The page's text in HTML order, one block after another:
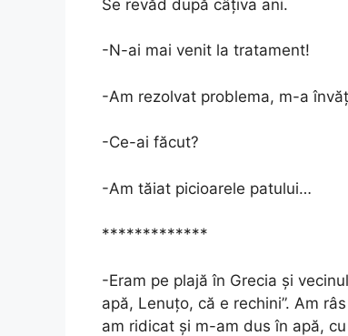
Se revăd după câțiva ani.
-N-ai mai venit la tratament!
-Am rezolvat problema, m-a
-Ce-ai făcut?
-Am tăiat picioarele patului…
*************
-Eram pe plajă în Grecia și
apă, Lenuțo, că e rechini”. Am
am ridicat și m-am dus în apă,